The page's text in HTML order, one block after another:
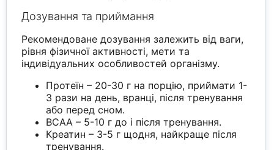
Дозування та приймання
Рекомендоване дозування залежить від ваги,
рівня фізичної активності, мети та
індивідуальних особливостей організму.
Протеїн – 20-30 г на порцію, приймати 1-
3 рази на день, вранці, після тренування
або перед сном.
BCAA – 5-10 г до і після тренування.
Креатин – 3-5 г щодня, найкраще після
тренування.